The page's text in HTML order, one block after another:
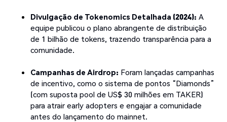
Divulgação de Tokenomics Detalhada (2024): A
equipe publicou o plano abrangente de distribuição
de 1 bilhão de tokens, trazendo transparência para a
comunidade.
Campanhas de Airdrop: Foram lançadas campanhas
de incentivo, como o sistema de pontos “Diamonds”
(com suposta pool de US$ 30 milhões em TAKER)
para atrair early adopters e engajar a comunidade
antes do lançamento do mainnet.